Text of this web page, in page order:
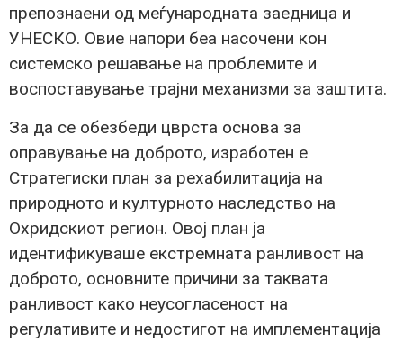
препознаени од меѓународната заедница и
УНЕСКО. Овие напори беа насочени кон
системско решавање на проблемите и
воспоставување трајни механизми за заштита.
За да се обезбеди цврста основа за
оправување на доброто, изработен е
Стратегиски план за рехабилитација на
природното и културното наследство на
Охридскиот регион. Овој план ја
идентификуваше екстремната ранливост на
доброто, основните причини за таквата
ранливост како неусогласеност на
регулативите и недостигот на имплементација